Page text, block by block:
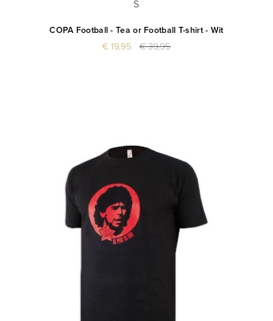
S
COPA Football - Tea or Football T-shirt - Wit
€ 19,95 € 39,95